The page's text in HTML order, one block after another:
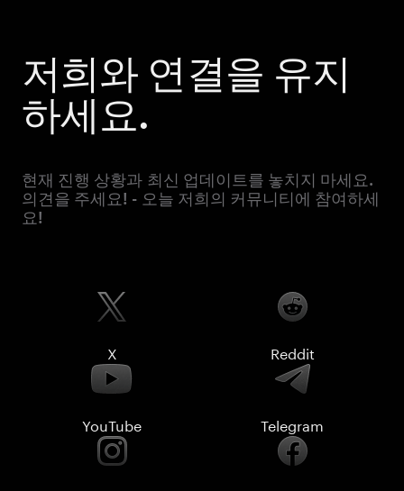
저희와 연결을 유지
하세요.
현재 진행 상황과 최신 업데이트를 놓치지 마세요.
의견을 주세요! - 오늘 저희의 커뮤니티에 참여하세
요!
X Reddit
YouTube Telegram